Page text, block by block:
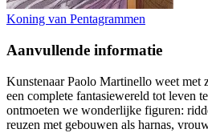
Koning van Pentagrammen
Aanvullende informatie
Kunstenaar Paolo Martinello weet met
een complete fantasiewereld tot leven
ontmoeten we wonderlijke figuren:
reuzen met gebouwen als harnas,